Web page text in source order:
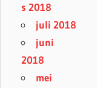
s 2018
juli 2018
juni
2018
mei